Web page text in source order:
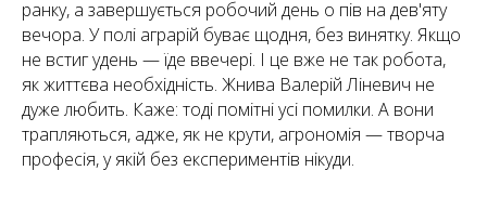
ранку, а завершується робочий день о пів на дев'яту
вечора. У полі аграрій буває щодня, без винятку. Якщо
не встиг удень — їде ввечері. І це вже не так робота,
як життєва необхідність. Жнива Валерій Ліневич не
дуже любить. Каже: тоді помітні усі помилки. А вони
трапляються, адже, як не крути, агрономія — творча
професія, у якій без експериментів нікуди.